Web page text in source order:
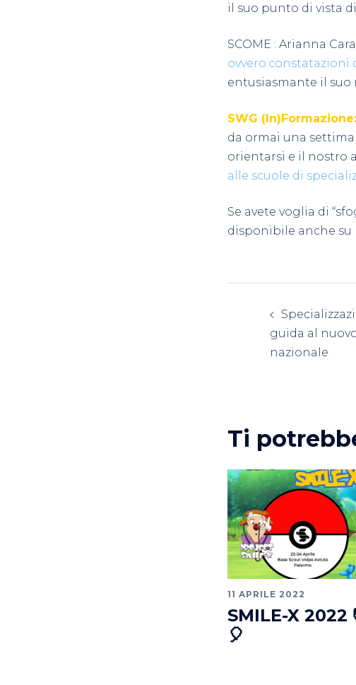
il suo punto di vista
SCOME : Arianna
ovvero:constatazioni
entusiasmante il suo
SWG (In)Formazione:
da ormai una
orientarsi e il nostro
alle scuole di
Se avete voglia di
disponibile anche su
articolo
guida al
nazionale
Ti
11 APRILE 2022
SMILE-X 2022
🎈